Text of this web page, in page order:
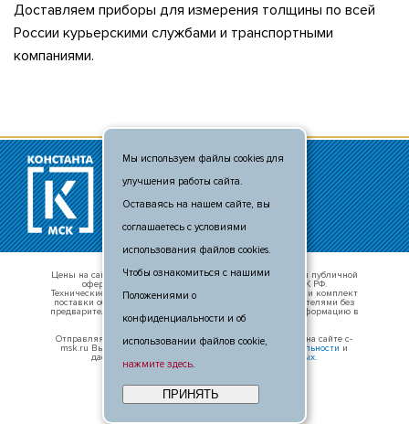
Доставляем приборы для измерения толщины по всей
России курьерскими службами и транспортными
компаниями.
© 2011 - 2026
+7 (495) 481-80-88
info@c-msk.ru
Карта сайта
Цены на сайте носят справочный характер и не являются публичной
офертой, определяемой положениями п. 2 ст. 437 ГК РФ.
Технические характеристики оборудования, внешний вид и комплект
поставки оборудования могут быть изменены производителями без
предварительного уведомления. Уточняте актуальную информацию в
отделе продаж.
Отправляя свои данные в любой форме обратной связи на сайте c-
msk.ru Вы принимаете условияполитики конфиденциальности и
даёте согласие на обработку персональных данных.
Мы используем файлы cookies для
улучшения работы сайта.
Оставаясь на нашем сайте, вы
соглашаетесь с условиями
использования файлов cookies.
Чтобы ознакомиться с нашими
Положениями о
конфиденциальности и об
использовании файлов cookie,
нажмите здесь.
ПРИНЯТЬ